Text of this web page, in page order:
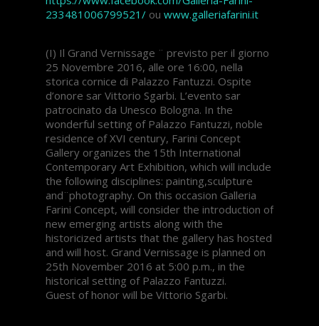
233481006799521/ ou www.galleriafarini.it
(I) Il Grand Vernissage ¨ previsto per il giorno
25 Novembre 2016, alle ore 16:00, nella
storica cornice di Palazzo Fantuzzi. Ospite
d’onore sar Vittorio Sgarbi. L’evento sar
patrocinato da Unesco Bologna. In the
wonderful setting of Palazzo Fantuzzi, noble
residence of XVI century, Farini Concept
Gallery organizes the 15th International
Contemporary Art Exhibition, which will include
the following disciplines: painting,sculpture
and¨photography. On this occasion Galleria
Farini Concept, will consider the introduction of
new emerging artists along with the
historicized artists that the gallery has hosted
and will host. Grand Vernissage is planned on
25th November 2016 at 5:00 p.m., in the
historical setting of Palazzo Fantuzzi.
Guest of honor will be Vittorio Sgarbi.